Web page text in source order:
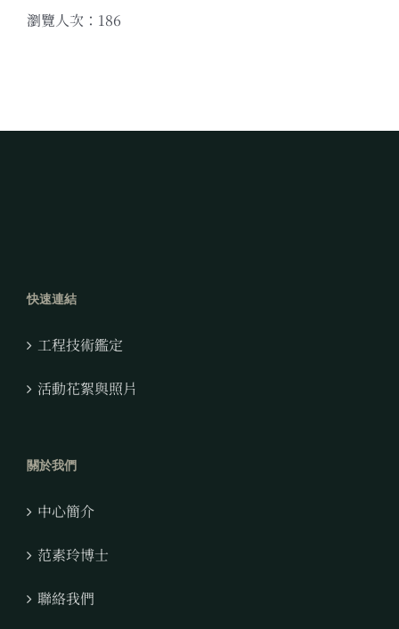
瀏覽人次：186
快速連結
工程技術鑑定
活動花絮與照片
關於我們
中心簡介
范素玲博士
聯絡我們